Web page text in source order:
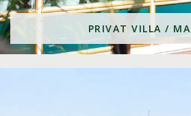
PRIVAT VILLA /